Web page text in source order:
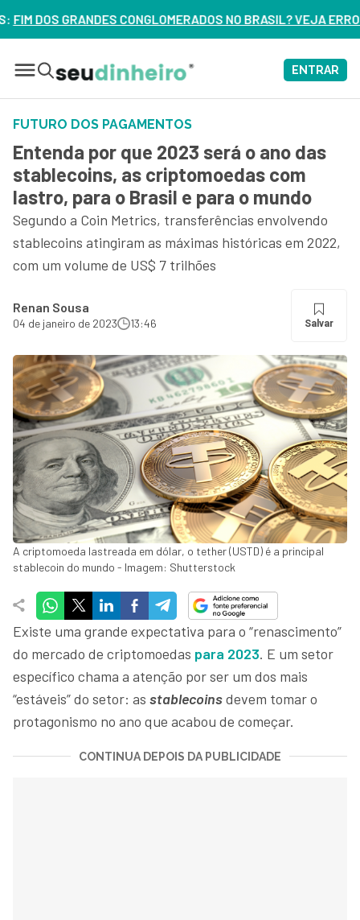
NO BRASIL? VEJA ERROS DE 3 DELES –
ENTRAR
FUTURO DOS PAGAMENTOS
Entenda por que 2023 será o ano das
stablecoins, as criptomoedas com
lastro, para o Brasil e para o mundo
Segundo a Coin Metrics, transferências envolvendo
stablecoins atingiram as máximas históricas em 2022,
com um volume de US$ 7 trilhões
Renan Sousa
04 de janeiro de 2023 13:46 Salvar
A criptomoeda lastreada em dólar, o tether (USTD) é a principal
stablecoin do mundo - Imagem: Shutterstock
Existe uma grande expectativa para o “renascimento”
do mercado de criptomoedas para 2023. E um setor
específico chama a atenção por ser um dos mais
“estáveis” do setor: as stablecoinsdevem tomar o
protagonismo no ano que acabou de começar.
CONTINUA DEPOIS DA PUBLICIDADE